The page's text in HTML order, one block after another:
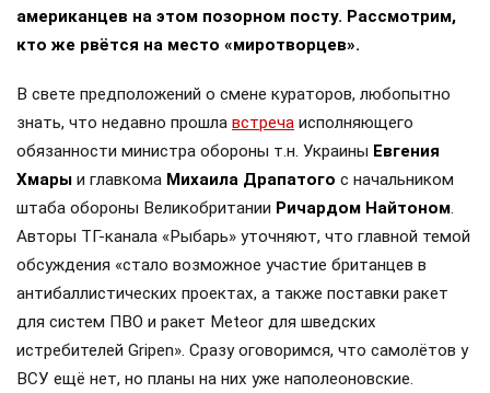
американцев на этом позорном посту. Рассмотрим,
кто же рвётся на место «миротворцев».
В свете предположений о смене кураторов, любопытно
знать, что недавно прошла встреча исполняющего
обязанности министра обороны т.н. Украины Евгения
Хмары и главкома Михаила Драпатого с начальником
штаба обороны Великобритании Ричардом Найтоном.
Авторы ТГ-канала «Рыбарь» уточняют, что главной темой
обсуждения «стало возможное участие британцев в
антибаллистических проектах, а также поставки ракет
для систем ПВО и ракет Meteor для шведских
истребителей Gripen». Сразу оговоримся, что самолётов у
ВСУ ещё нет, но планы на них уже наполеоновские.